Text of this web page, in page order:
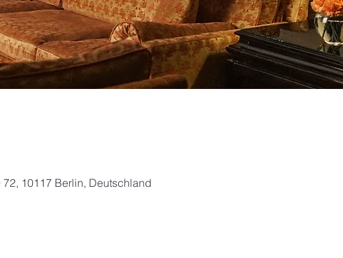
10117 Berlin, Deutschland